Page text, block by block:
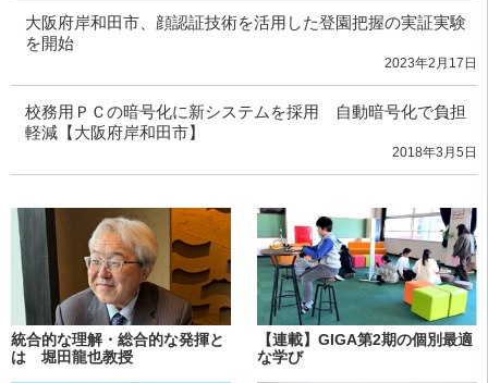
大阪府岸和田市、顔認証技術を活用した登園把握の実証実験
を開始
2023年2月17日
校務用ＰＣの暗号化に新システムを採用 自動暗号化で負担
軽減【大阪府岸和田市】
2018年3月5日
統合的な理解・総合的な発揮と
は 堀田龍也教授
【連載】GIGA第2期の個別最適
な学び